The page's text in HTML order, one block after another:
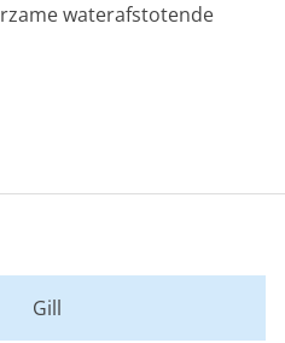
waterafstotende
Gill